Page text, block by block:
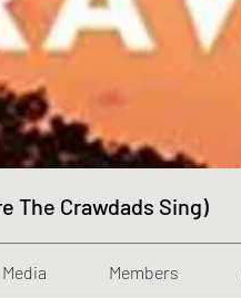
The Crawdads Sing)
Media Members